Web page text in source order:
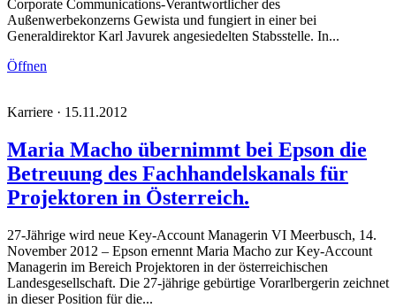
Corporate Communications-Verantwortlicher des
Außenwerbekonzerns Gewista und fungiert in einer bei
Generaldirektor Karl Javurek angesiedelten Stabsstelle. In...
Öffnen
Karriere · 15.11.2012
Maria Macho übernimmt bei Epson die
Betreuung des Fachhandelskanals für
Projektoren in Österreich.
27-Jährige wird neue Key-Account Managerin VI Meerbusch, 14.
November 2012 – Epson ernennt Maria Macho zur Key-Account
Managerin im Bereich Projektoren in der österreichischen
Landesgesellschaft. Die 27-jährige gebürtige Vorarlbergerin zeichnet
in dieser Position für die...